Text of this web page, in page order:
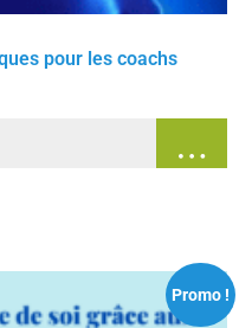
pour les coachs
Promo !